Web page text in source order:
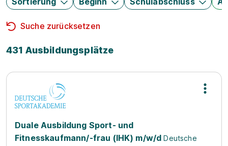
Suche zurücksetzen
431 Ausbildungsplätze
Duale Ausbildung Sport- und
Fitnesskaufmann/-frau (IHK) m/w/d Deutsche